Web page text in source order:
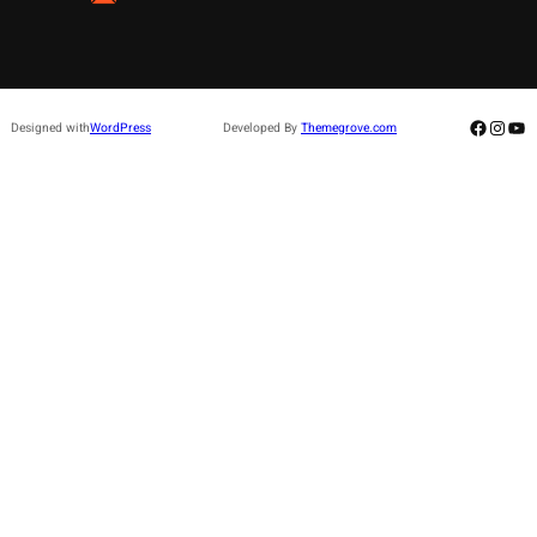
Designed withWordPress Developed By Themegrove.com